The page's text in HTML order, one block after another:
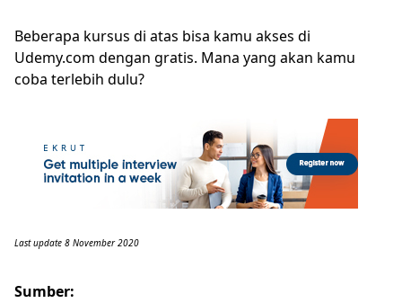
Beberapa kursus di atas bisa kamu akses di
Udemy.com dengan gratis. Mana yang akan kamu
coba terlebih dulu?
Last update 8 November 2020
Sumber: